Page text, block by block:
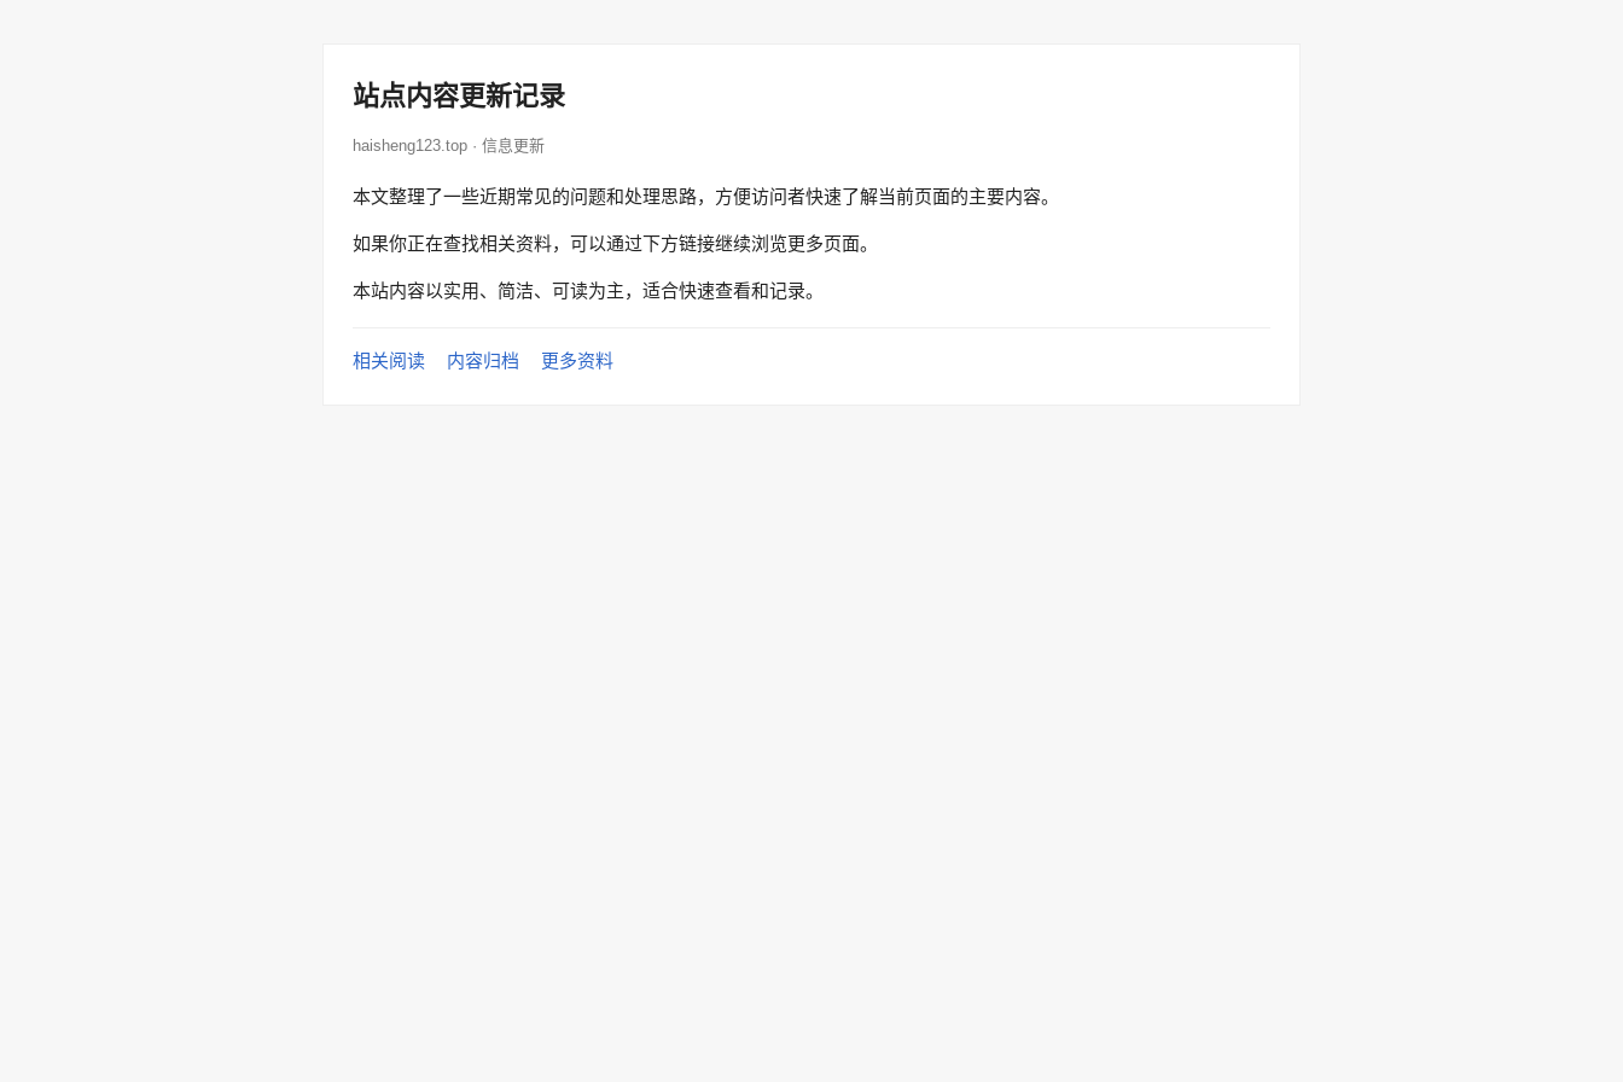
站点内容更新记录
haisheng123.top · 信息更新
本文整理了一些近期常见的问题和处理思路，方便访问者快速了解当前页面的主要内容。
如果你正在查找相关资料，可以通过下方链接继续浏览更多页面。
本站内容以实用、简洁、可读为主，适合快速查看和记录。
相关阅读 内容归档 更多资料